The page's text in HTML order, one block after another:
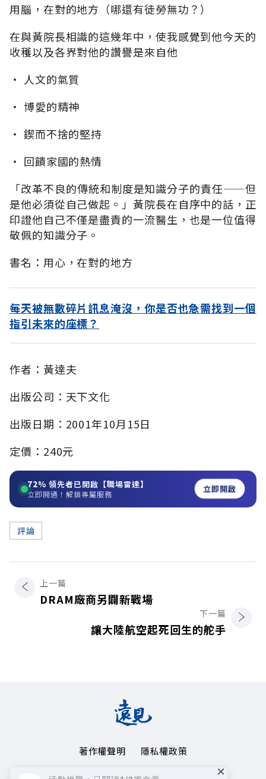
用腦，在對的地方（哪還有徒勞無功？）
在與黃院長相識的這幾年中，使我感覺到他今天的
收穫以及各界對他的讚譽是來自他
‧ 人文的氣質
‧ 博愛的精神
‧ 鍥而不捨的堅持
‧ 回饋家國的熱情
「改革不良的傳統和制度是知識分子的責任——但
是他必須從自己做起。」黃院長在自序中的話，正
印證他自己不僅是盡責的一流醫生，也是一位值得
敬佩的知識分子。
書名：用心，在對的地方
每天被無數碎片訊息淹沒，你是否也急需找到一個
指引未來的座標？
作者：黃達夫
出版公司：天下文化
出版日期：2001年10月15日
定價：240元
72% 領先者已開啟【職場雷達】
立即開通！解鎖專屬服務 立即開啟
評論
上一篇
DRAM廠商另闢新戰場
下一篇
讓大陸航空起死回生的舵手
著作權聲明
隱私權政策
Copyright© 1999~2026
×